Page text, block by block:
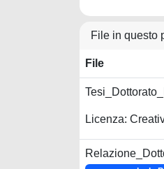
File in questo
File
Licenza: